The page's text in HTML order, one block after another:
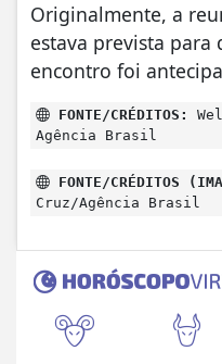
Originalmente, a
estava prevista para
encontro foi
FONTE/CRÉDITOS:
Agência Brasil
FONTE/CRÉDITOS
Cruz/Agência Brasil